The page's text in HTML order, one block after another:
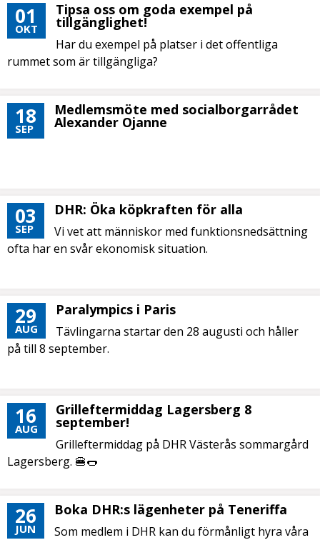
01
OKT
Tipsa oss om goda exempel på
tillgänglighet!
Har du exempel på platser i det offentliga
rummet som är tillgängliga?
18
SEP
Medlemsmöte med socialborgarrådet
Alexander Ojanne
03
SEP
DHR: Öka köpkraften för alla
Vi vet att människor med funktionsnedsättning
ofta har en svår ekonomisk situation.
29
AUG
Paralympics i Paris
Tävlingarna startar den 28 augusti och håller
på till 8 september.
16
AUG
Grilleftermiddag Lagersberg 8
september!
Grilleftermiddag på DHR Västerås sommargård
Lagersberg. 🍔🌭
26
JUN
Boka DHR:s lägenheter på Teneriffa
Som medlem i DHR kan du förmånligt hyra våra